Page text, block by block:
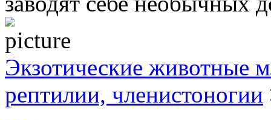
Экзотические животные
рептилии, членистоногии